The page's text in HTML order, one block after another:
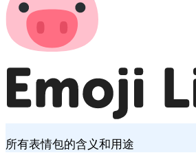
所有表情包的含义和用途